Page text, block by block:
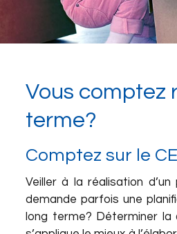
Vous comptez
terme?
Comptez sur le
Veiller à la réalisation
demande parfois une
long terme? Déterminer la